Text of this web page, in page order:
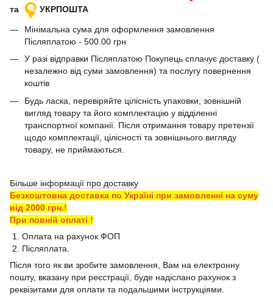
та
УКРПОШТА
Мінімальна сума для оформлення замовлення
Післяплатою - 500.00 грн
У разі відправки Післяплатою Покупець сплачує доставку (
незалежно від суми замовлення) та послугу повернення
коштів
Будь ласка, перевіряйте цілісність упаковки, зовнішній
вигляд товару та його комплектацію у відділенні
транспортної компанії. Після отримання товару претензії
щодо комплектації, цілісності та зовнішнього вигляду
товару, не приймаються.
Більше інформації про доставку
Безкоштовна доставка по Україні при замовленні на суму
від 2000 грн.!
При повній оплаті !
1. Оплата на рахунок ФОП
2. Післяплата.
Після того як ви зробите замовлення, Вам на електронну
пошту, вказану при реєстрації, буде надіслано рахунок з
реквізитами для оплати та подальшими інструкціями.